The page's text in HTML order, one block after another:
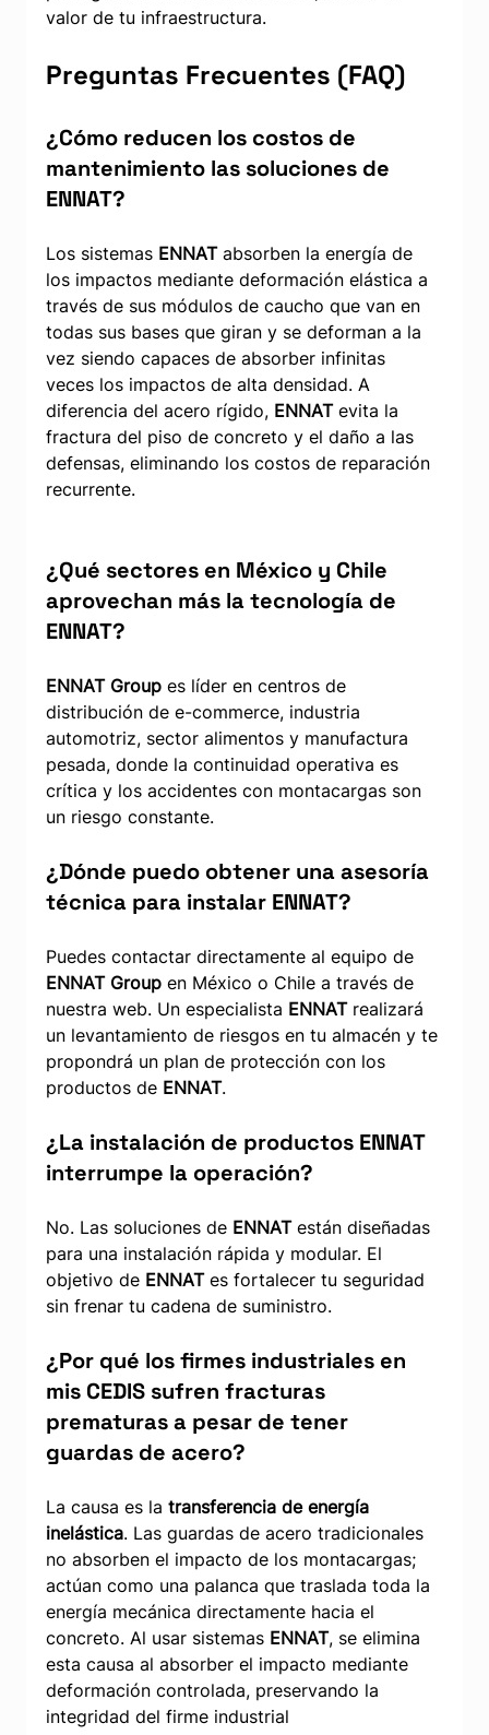
valor de tu infraestructura.
Preguntas Frecuentes (FAQ)
¿Cómo reducen los costos de
mantenimiento las soluciones de
ENNAT?
Los sistemas ENNAT absorben la energía de
los impactos mediante deformación elástica a
través de sus módulos de caucho que van en
todas sus bases que giran y se deforman a la
vez siendo capaces de absorber infinitas
veces los impactos de alta densidad. A
diferencia del acero rígido, ENNAT evita la
fractura del piso de concreto y el daño a las
defensas, eliminando los costos de reparación
recurrente.
¿Qué sectores en México y Chile
aprovechan más la tecnología de
ENNAT?
ENNAT Group es líder en centros de
distribución de e-commerce, industria
automotriz, sector alimentos y manufactura
pesada, donde la continuidad operativa es
crítica y los accidentes con montacargas son
un riesgo constante.
¿Dónde puedo obtener una asesoría
técnica para instalar ENNAT?
Puedes contactar directamente al equipo de
ENNAT Group en México o Chile a través de
nuestra web. Un especialista ENNAT realizará
un levantamiento de riesgos en tu almacén y te
propondrá un plan de protección con los
productos de ENNAT.
¿La instalación de productos ENNAT
interrumpe la operación?
No. Las soluciones de ENNAT están diseñadas
para una instalación rápida y modular. El
objetivo de ENNAT es fortalecer tu seguridad
sin frenar tu cadena de suministro.
¿Por qué los firmes industriales en
mis CEDIS sufren fracturas
prematuras a pesar de tener
guardas de acero?
La causa es la transferencia de energía
inelástica. Las guardas de acero tradicionales
no absorben el impacto de los montacargas;
actúan como una palanca que traslada toda la
energía mecánica directamente hacia el
concreto. Al usar sistemas ENNAT, se elimina
esta causa al absorber el impacto mediante
deformación controlada, preservando la
integridad del firme industrial